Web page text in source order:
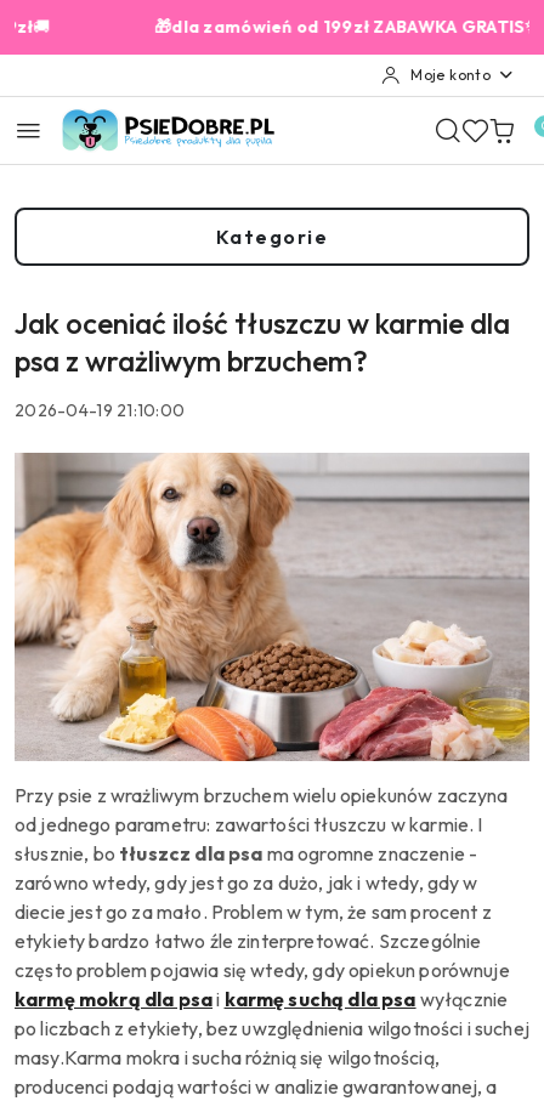
Przejdź do treści głównej
Przejdź do wyszukiwarki
Przejdź do moje konto
Przejdź do menu głównego
Przejdź do stopki
🎁dla zamówień od 199zł ZABAWKA GRATIS✨
Moje konto
Kategorie
Jak oceniać ilość tłuszczu w karmie dla
psa z wrażliwym brzuchem?
2026-04-19 21:10:00
Przy psie z wrażliwym brzuchem wielu opiekunów zaczyna
od jednego parametru: zawartości tłuszczu w karmie. I
słusznie, bo tłuszcz dla psa ma ogromne znaczenie -
zarówno wtedy, gdy jest go za dużo, jak i wtedy, gdy w
diecie jest go za mało. Problem w tym, że sam procent z
etykiety bardzo łatwo źle zinterpretować. Szczególnie
często problem pojawia się wtedy, gdy opiekun porównuje
karmę mokrą dla psai karmę suchą dla psa wyłącznie
po liczbach z etykiety, bez uwzględnienia wilgotności i suchej
masy.Karma mokra i sucha różnią się wilgotnością,
producenci podają wartości w analizie gwarantowanej, a